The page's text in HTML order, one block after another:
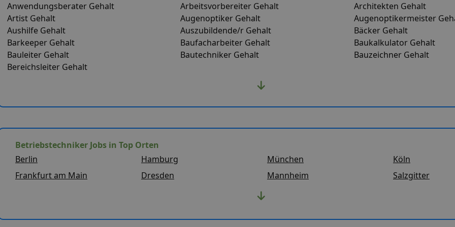
Anwendungsberater Gehalt Arbeitsvorbereiter Gehalt
Architekten Gehalt
Artist Gehalt
Augenoptiker Gehalt
Augenoptikermeister
Aushilfe Gehalt
Auszubildende/r Gehalt
Bäcker Gehalt
Barkeeper Gehalt
Baufacharbeiter Gehalt
Baukalkulator Gehalt
Bauleiter Gehalt
Bautechniker Gehalt
Bauzeichner Gehalt
Bereichsleiter Gehalt
Betriebstechniker Jobs in Top Orten
Berlin
Hamburg München
Köln
Frankfurt am Main
Dresden Mannheim Salzgitter